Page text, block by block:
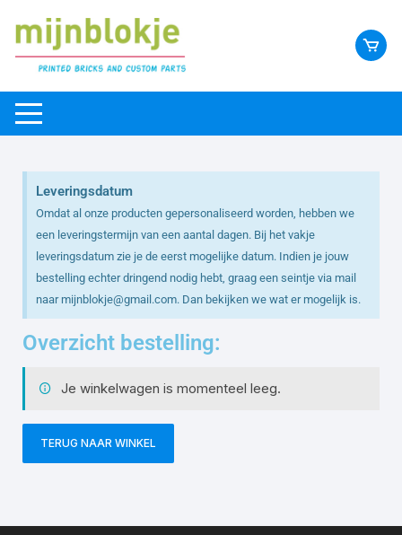
Leveringsdatum
Omdat al onze producten gepersonaliseerd worden, hebben we
een leveringstermijn van een aantal dagen. Bij het vakje
leveringsdatum zie je de eerst mogelijke datum. Indien je jouw
bestelling echter dringend nodig hebt, graag een seintje via mail
naar mijnblokje@gmail.com. Dan bekijken we wat er mogelijk is.
Overzicht bestelling:
Je winkelwagen is momenteel leeg.
TERUG NAAR WINKEL